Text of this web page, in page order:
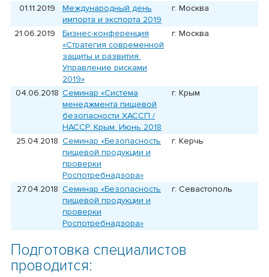
01.11.2019
Международный день
импорта и экспорта 2019
г. Москва
21.06.2019
Бизнес-конференция
«Стратегия современной
защиты и развития.
Управление рисками
2019»
г. Москва
04.06.2018 Семинар «Система
менеджмента пищевой
безопасности ХАССП /
HACCP. Крым. Июнь 2018
г. Крым
25.04.2018 Семинар «Безопасность
пищевой продукции и
проверки
Роспотребнадзора»
г. Керчь
27.04.2018 Семинар «Безопасность
пищевой продукции и
проверки
Роспотребнадзора»
г. Севастополь
Подготовка специалистов
проводится: